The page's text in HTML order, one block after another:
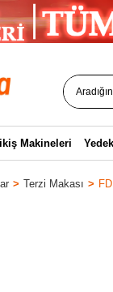
Makineleri
Terzi Makası